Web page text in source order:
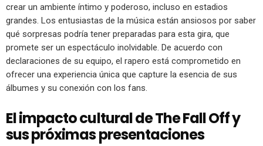
crear un ambiente íntimo y poderoso, incluso en estadios
grandes. Los entusiastas de la música están ansiosos por saber
qué sorpresas podría tener preparadas para esta gira, que
promete ser un espectáculo inolvidable. De acuerdo con
declaraciones de su equipo, el rapero está comprometido en
ofrecer una experiencia única que capture la esencia de sus
álbumes y su conexión con los fans.
El impacto cultural de The Fall Off y
sus próximas presentaciones